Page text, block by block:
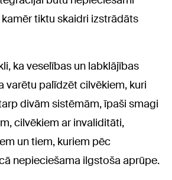
tiktu skaidri izstrādāts
ka veselības un labklājības
varētu palīdzēt cilvēkiem, kuri
divām sistēmām, īpaši smagi
cilvēkiem ar invaliditāti,
un tiem, kuriem pēc
nepieciešama ilgstoša aprūpe.